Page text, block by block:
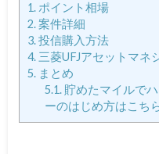
1.ポイント相場
2.案件詳細
3.投信購入方法
4.三菱UFJアセットマネ
5.まとめ
5.1.貯めたマイルで
ーのはじめ方はこち